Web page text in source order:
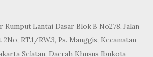
Rumput Lantai Dasar Blok B No278, Jalan
RT.1/RW.3, Ps. Manggis, Kecamatan
Selatan, Daerah Khusus Ibukota